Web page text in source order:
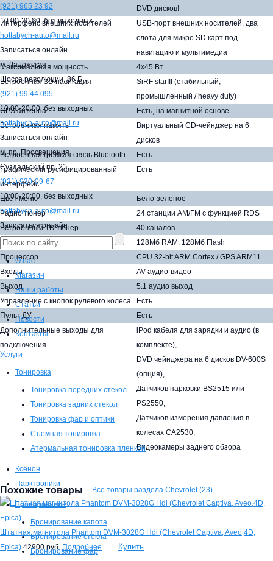
DVD дисков!
Интерфейс внешних носителей
USB-порт внешних носителей, два
слота для микро SD карт под
навигацию и мультимедиа
Максимальная мощность
4х45 Вт
Встроенная 3D навигация
SiRF starIII (стабильный,
промышленный / heavy duty)
GPS антенна
Есть, на магнитной основе
Встроенная память
Виртуальный CD-чейнджер на 6
дисков
Встроенная громкая связь Bluetooth
Есть
Графический русифицированный
интерфейс
Есть
Цвет меню
Бело-зеленое
Радио тюнер
24 станции AM/FM с функцией RDS
Встроенный ТВ-тюнер
40 каналов
Память
128Мб RAM, 128Мб Flash
Процессор
CPU 32-bit ARM Cortex / GPS ARM11
Входы
AV аудио-видео
Выход
5.1 аудио выход
Управление с кнопок рулевого колеса
Есть
Пульт ДУ
Есть
Дополнительные выходы для
подключения
iPod кабеля для зарядки и аудио (в
комплекте),
DVD чейнджера на 6 дисков DV-600S
(опция),
Датчиков парковки BS2515 или
PS2550,
Датчиков измерения давления в
колесах CA2530,
Видеокамеры заднего обзора
Похожие товары Все товары раздела Chevrolet (23)
Штатная магнитола Phantom DVM-3028G Hdi (Chevrolet Captiva, Aveo,4D,
Epica) 42900 руб. Подробнее Купить
(921) 965 23 92
10:00-20:00,без выходных
hottabych-auto@mail.ru
Записаться онлайн
м. Ладожская
Шоссе революции, 86 Б
(921) 99 44 095
10:00-20:00,без выходных
hottabych-auto@mail.ru
Записаться онлайн
м. пр. Просвещения
Суздальский пр. 21
(921)930-09-67
10:00-20:00, без выходных
hottabych-auto@mail.ru
Записаться онлайн
О нас
Магазин
Наши работы
Статьи
Новости
Контакты
Услуги
Тонировка
Тонировка передних стекол
Тонировка задних стекол
Тонировка фар и оптики
Съемная тонировка
Атермальная тонировка пленкой
Ксенон
Парктроники
Бронирование
Бронирование капота
Бронирование стекла
Бронирование фар